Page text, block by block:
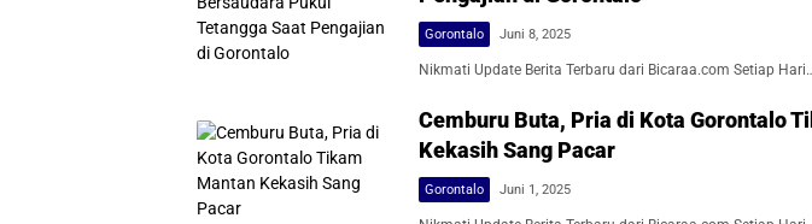
Gorontalo Juni 8, 2025
Nikmati Update Berita Terbaru dari Bicaraa.com Setiap
Cemburu Buta, Pria di Kota Gorontalo
Kekasih Sang Pacar
Gorontalo Juni 1, 2025